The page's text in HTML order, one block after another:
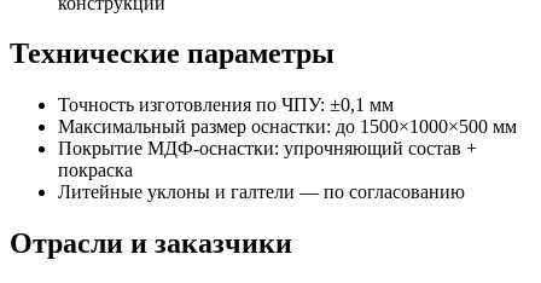
Технические параметры
Точность изготовления по ЧПУ: ±0,1 мм
Максимальный размер оснастки: до 1500×1000×500 мм
Покрытие МДФ-оснастки: упрочняющий состав +
покраска
Литейные уклоны и галтели — по согласованию
Отрасли и заказчики